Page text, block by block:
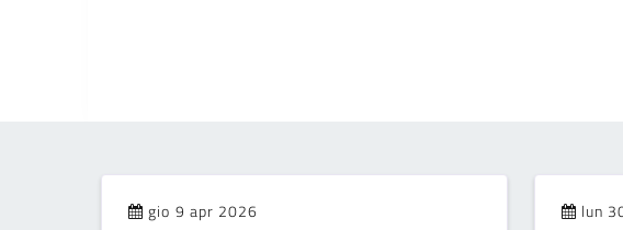
gio 9 apr 2026 lun